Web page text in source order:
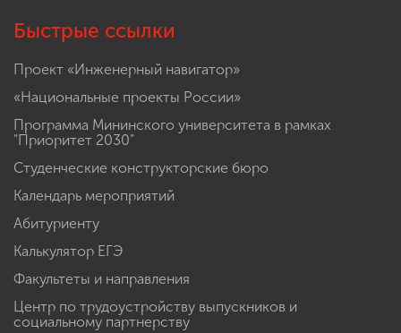
Быстрые ссылки
Проект «Инженерный навигатор»
«Национальные проекты России»
Программа Мининского университета в рамках
"Приоритет 2030"
Студенческие конструкторские бюро
Календарь мероприятий
Абитуриенту
Калькулятор ЕГЭ
Факультеты и направления
Центр по трудоустройству выпускников и
социальному партнерству